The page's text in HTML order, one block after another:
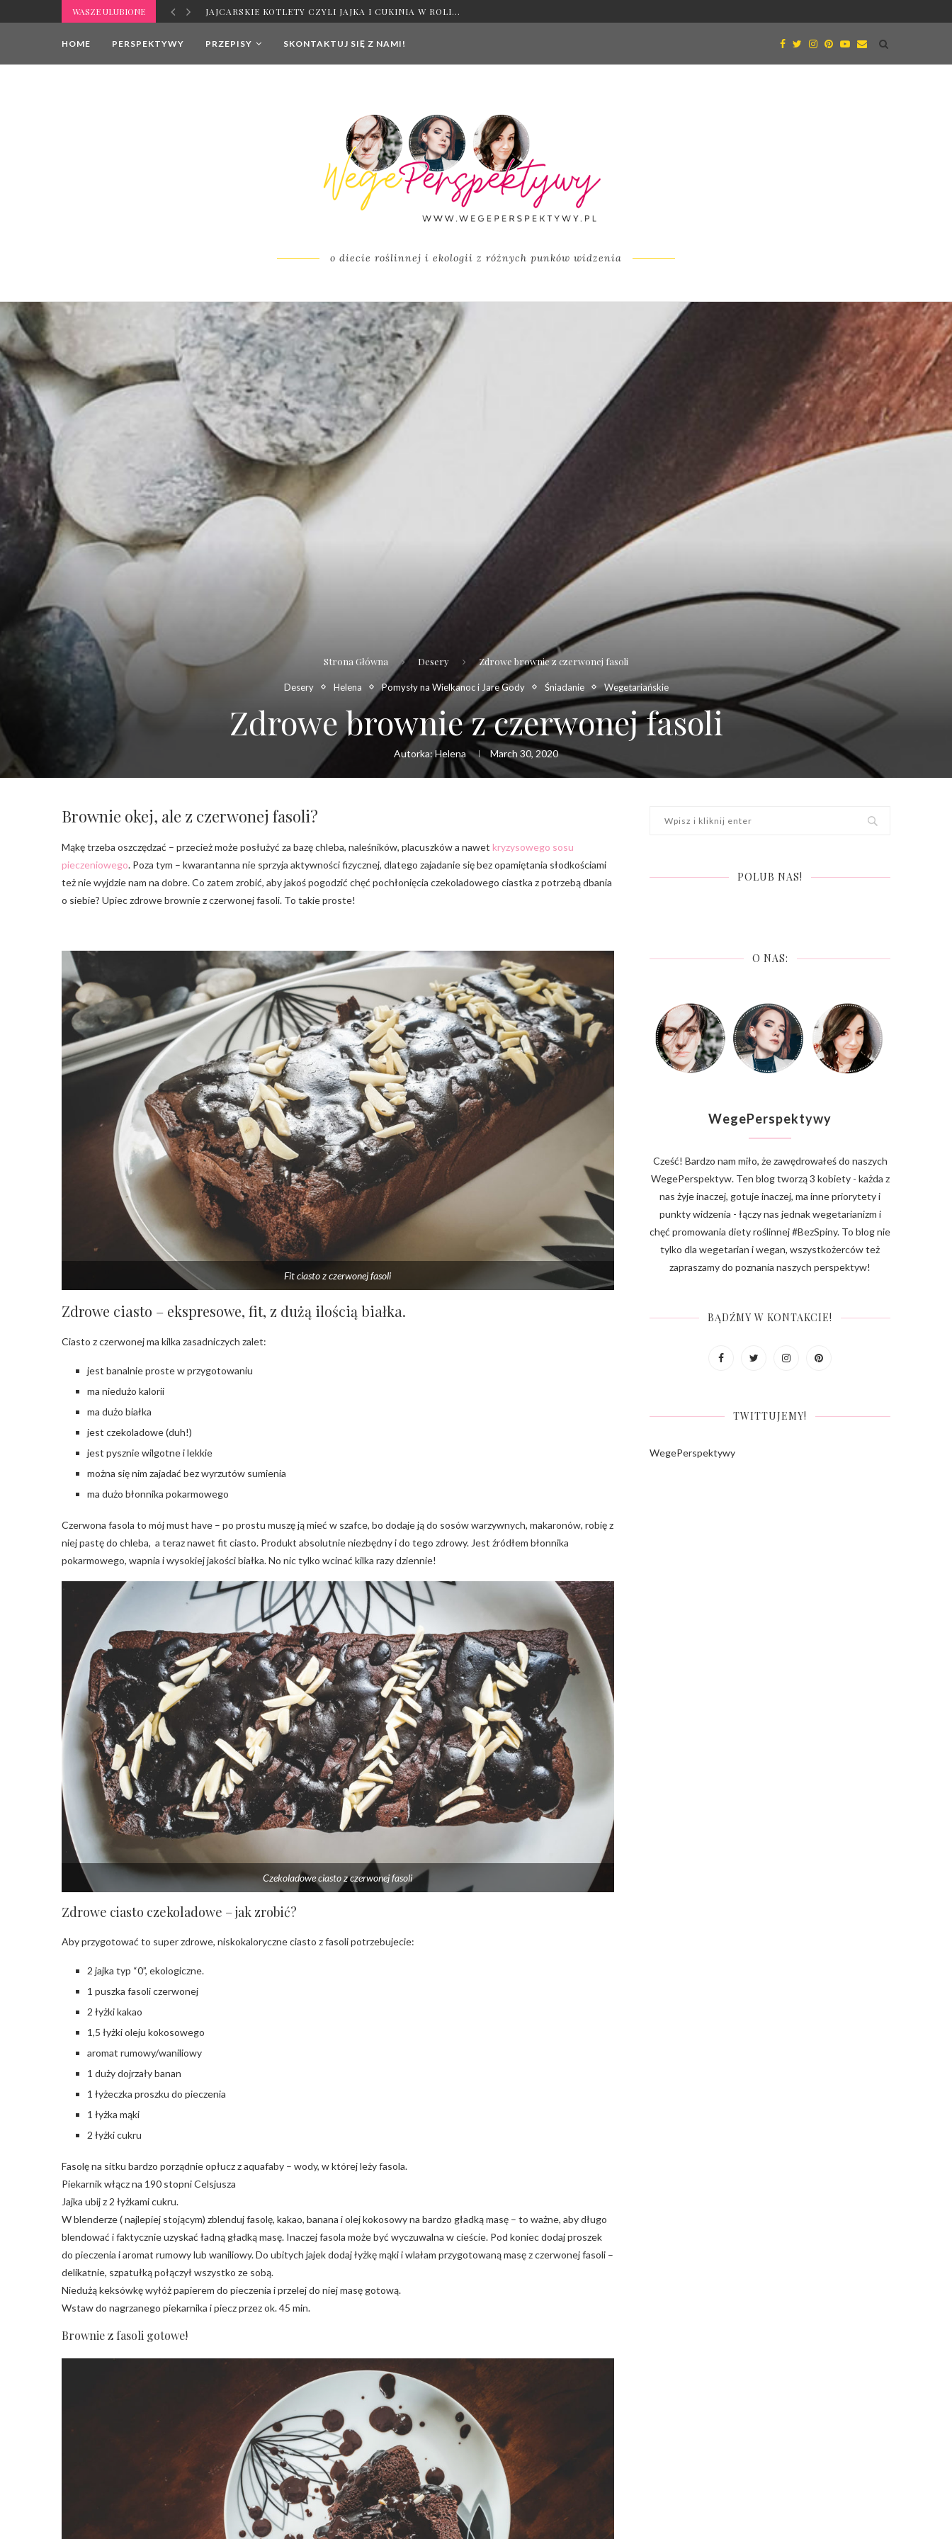
WASZE ULUBIONE MLEKO ROŚLINNE – JAKIE WYBRAĆ I DLACZEGO?
HOME PERSPEKTYWY PRZEPISY SKONTAKTUJ SIĘ Z NAMI!
o diecie roślinnej i ekologii z różnych punków widzenia
Strona Główna Desery Zdrowe brownie z czerwonej fasoli
Desery Helena Pomysły na Wielkanoc i Jare Gody Śniadanie Wegetariańskie
Zdrowe brownie z czerwonej fasoli
Autorka:Helena March 30, 2020
Brownie okej, ale z czerwonej fasoli?
Mąkę trzeba oszczędzać – przecież może posłużyć za bazę chleba, naleśników, placuszków a nawet kryzysowego sosu
pieczeniowego. Poza tym – kwarantanna nie sprzyja aktywności fizycznej, dlatego zajadanie się bez opamiętania słodkościami
też nie wyjdzie nam na dobre. Co zatem zrobić, aby jakoś pogodzić chęć pochłonięcia czekoladowego ciastka z potrzebą dbania
o siebie? Upiec zdrowe brownie z czerwonej fasoli. To takie proste!
Fit ciasto z czerwonej fasoli
Zdrowe ciasto – ekspresowe, fit, z dużą ilością białka.
Ciasto z czerwonej ma kilka zasadniczych zalet:
jest banalnie proste w przygotowaniu
ma niedużo kalorii
ma dużo białka
jest czekoladowe (duh!)
jest pysznie wilgotne i lekkie
można się nim zajadać bez wyrzutów sumienia
ma dużo błonnika pokarmowego
Czerwona fasola to mój must have – po prostu muszę ją mieć w szafce, bo dodaje ją do sosów warzywnych, makaronów, robię z
niej pastę do chleba, a teraz nawet fit ciasto. Produkt absolutnie niezbędny i do tego zdrowy. Jest źródłem błonnika
pokarmowego, wapnia i wysokiej jakości białka. No nic tylko wcinać kilka razy dziennie!
Czekoladowe ciasto z czerwonej fasoli
Zdrowe ciasto czekoladowe – jak zrobić?
Aby przygotować to super zdrowe, niskokaloryczne ciasto z fasoli potrzebujecie:
2 jajka typ “0”, ekologiczne.
1 puszka fasoli czerwonej
2 łyżki kakao
1,5 łyżki oleju kokosowego
aromat rumowy/waniliowy
1 duży dojrzały banan
1 łyżeczka proszku do pieczenia
1 łyżka mąki
2 łyżki cukru
Fasolę na sitku bardzo porządnie opłucz z aquafaby – wody, w której leży fasola.
Piekarnik włącz na 190 stopni Celsjusza
Jajka ubij z 2 łyżkami cukru.
W blenderze ( najlepiej stojącym) zblenduj fasolę, kakao, banana i olej kokosowy na bardzo gładką masę – to ważne, aby długo
blendować i faktycznie uzyskać ładną gładką masę. Inaczej fasola może być wyczuwalna w cieście. Pod koniec dodaj proszek
do pieczenia i aromat rumowy lub waniliowy. Do ubitych jajek dodaj łyżkę mąki i wlałam przygotowaną masę z czerwonej fasoli –
delikatnie, szpatułką połączył wszystko ze sobą.
Niedużą keksówkę wyłóż papierem do pieczenia i przelej do niej masę gotową.
Wstaw do nagrzanego piekarnika i piecz przez ok. 45 min.
Brownie z fasoli gotowe!
POLUB NAS!
O NAS:
WegePerspektywy
Cześć! Bardzo nam miło, że zawędrowałeś do naszych
WegePerspektyw. Ten blog tworzą 3 kobiety - każda z
nas żyje inaczej, gotuje inaczej, ma inne priorytety i
punkty widzenia - łączy nas jednak wegetarianizm i
chęć promowania diety roślinnej #BezSpiny. To blog nie
tylko dla wegetarian i wegan, wszystkożerców też
zapraszamy do poznania naszych perspektyw!
BĄDŹMY W KONTAKCIE!
TWITTUJEMY!
WegePerspektywy